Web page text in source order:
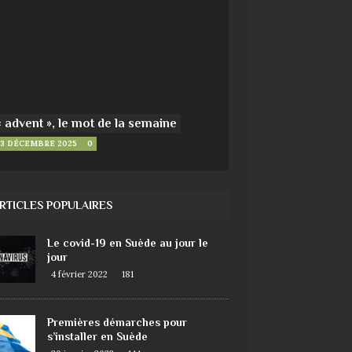
advent », le mot de la semaine
3 DÉCEMBRE 2025 0
POPULAIRES
Le covid-19 en Suède au jour le
jour
4 février 2022 181
Premières démarches pour
s’installer en Suède